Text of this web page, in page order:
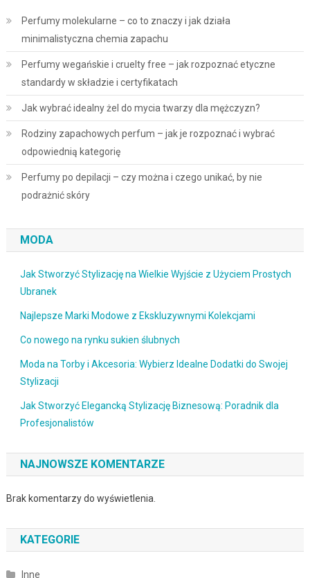
Perfumy molekularne – co to znaczy i jak działa
minimalistyczna chemia zapachu
Perfumy wegańskie i cruelty free – jak rozpoznać etyczne
standardy w składzie i certyfikatach
Jak wybrać idealny żel do mycia twarzy dla mężczyzn?
Rodziny zapachowych perfum – jak je rozpoznać i wybrać
odpowiednią kategorię
Perfumy po depilacji – czy można i czego unikać, by nie
podrażnić skóry
MODA
Jak Stworzyć Stylizację na Wielkie Wyjście z Użyciem Prostych
Ubranek
Najlepsze Marki Modowe z Ekskluzywnymi Kolekcjami
Co nowego na rynku sukien ślubnych
Moda na Torby i Akcesoria: Wybierz Idealne Dodatki do Swojej
Stylizacji
Jak Stworzyć Elegancką Stylizację Biznesową: Poradnik dla
Profesjonalistów
NAJNOWSZE KOMENTARZE
Brak komentarzy do wyświetlenia.
KATEGORIE
Inne